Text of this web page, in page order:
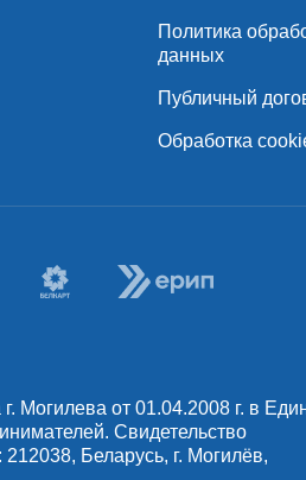
Политика
данных
Публичный
Обработка
Могилева от 01.04.2008 г. в
Свидетельство
Беларусь, г. Могилёв,